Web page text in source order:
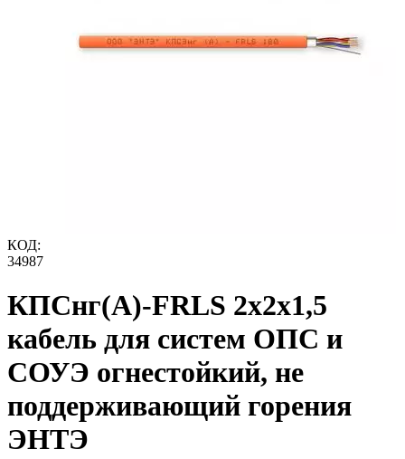
КОД:
34987
КПСнг(А)-FRLS 2x2x1,5
кабель для систем ОПС и
СОУЭ огнестойкий, не
поддерживающий горения
ЭНТЭ